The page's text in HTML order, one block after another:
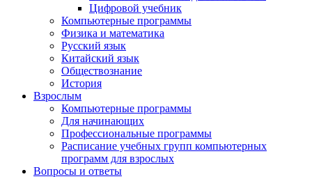
Цифровой учебник
Компьютерные программы
Физика и математика
Русский язык
Китайский язык
Обществознание
История
Взрослым
Компьютерные программы
Для начинающих
Профессиональные программы
Расписание учебных групп компьютерных
программ для взрослых
Вопросы и ответы